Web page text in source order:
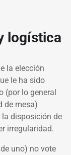
logística
la elección
le ha sido
(por lo general
de mesa)
la disposición de
irregularidad.
uno) no vote